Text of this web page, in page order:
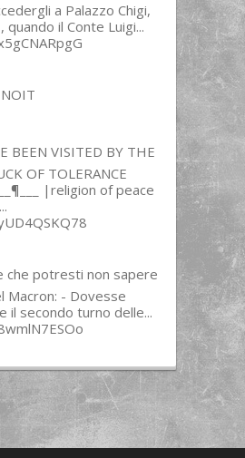
a Palazzo Chigi,
quando il Conte Luigi...
BEEN VISITED BY THE
OF TOLERANCE
|religion of peace
che potresti non sapere
Macron: - Dovesse
il secondo turno delle...